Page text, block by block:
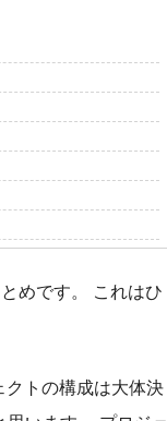
めです。 これはひ
クトの構成は大体決